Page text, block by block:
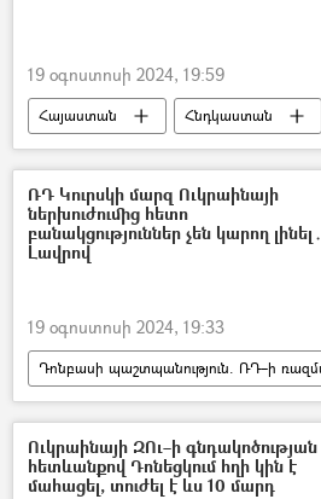
19 օգոստոսի 2024, 19:59
Հայաստան Հնդկաստան
ռուս
քաղաքացիություն
Ներքին գործերի նախարարություն (ՆԳՆ)
միգրացիա
միգրանտ
ՌԴ Կուրսկի մարզ Ուկրաինայի
ներխուժումից հետո
բանակցություններ չեն կարող լինել․
Լավրով
19 օգոստոսի 2024, 19:33
Կուրսկ
Սերգեյ Լավրով
Ուկրաինա
Ռուսաստան
Պատերազմ
բանակցություններ
Ուկրաինայի ԶՈւ–ի գնդակոծության
հետևանքով Դոնեցկում հղի կին է
մահացել, տուժել է ևս 10 մարդ